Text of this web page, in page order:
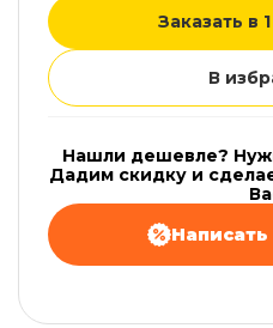
Заказать в
В
Нашли дешевле?
Дадим скидку и